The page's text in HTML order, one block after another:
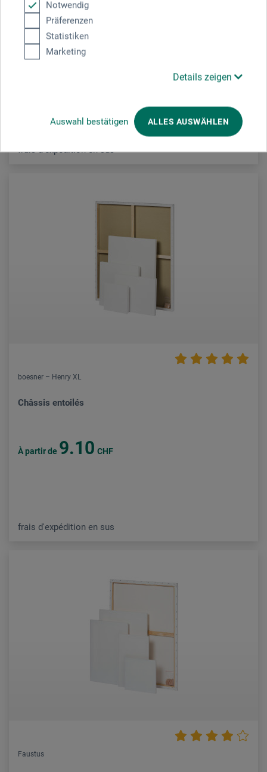
Notwendig
Präferenzen
Statistiken
Marketing
Details zeigen
Auswahl bestätigen ALLES AUSWÄHLEN
Châssis entoilés - qualité professionnelle
frais d'expédition en sus
boesner – Henry XL
Châssis entoilés
À partir de 9.10 CHF
frais d'expédition en sus
Faustus